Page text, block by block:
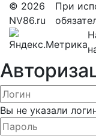
© 2026
NV86.ru
При
Вы не указали